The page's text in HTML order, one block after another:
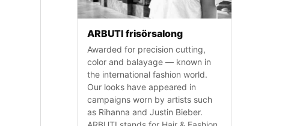
ARBUTI frisörsalong
Awarded for precision cutting,
color and balayage — known in
the international fashion world.
Our looks have appeared in
campaigns worn by artists such
as Rihanna and Justin Bieber.